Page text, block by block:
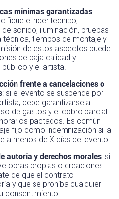
mínimas garantizadas:
el rider técnico,
sonido, iluminación, pruebas
técnica, tiempos de montaje y
de estos aspectos puede
de baja calidad y
y el artista.
frente a cancelaciones o
: si el evento se suspende por
debe garantizarse al
de gastos y el cobro parcial
pactados. Es común
fijo como indemnización si la
a menos de X días del evento.
autoría y derechos morales: si
obras propias o creaciones
de que el contrato
y que se prohíba cualquier
consentimiento.